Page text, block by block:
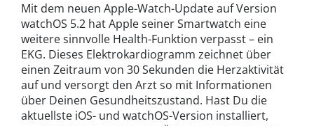
Mit dem neuen Apple-Watch-Update auf Version
watchOS 5.2 hat Apple seiner Smartwatch eine
weitere sinnvolle Health-Funktion verpasst – ein
EKG. Dieses Elektrokardiogramm zeichnet über
einen Zeitraum von 30 Sekunden die Herzaktivität
auf und versorgt den Arzt so mit Informationen
über Deinen Gesundheitszustand. Hast Du die
aktuellste iOS- und watchOS-Version installiert,